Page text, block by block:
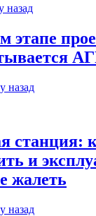
назад
этапе
назад
станция:
и
жалеть
назад